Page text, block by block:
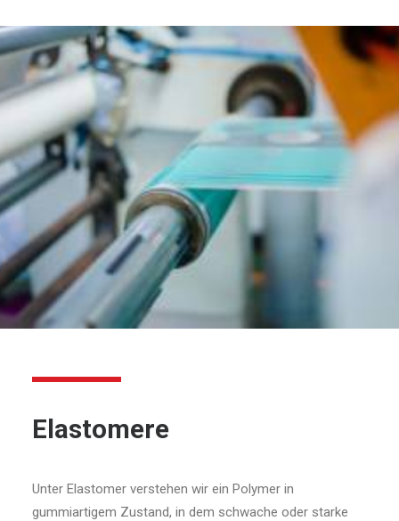
Elastomere
Unter Elastomer verstehen wir ein Polymer in
gummiartigem Zustand, in dem schwache oder starke